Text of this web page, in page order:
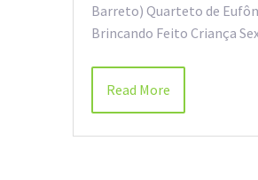
Barreto) Quarteto de
Brincando Feito Criança
Read More